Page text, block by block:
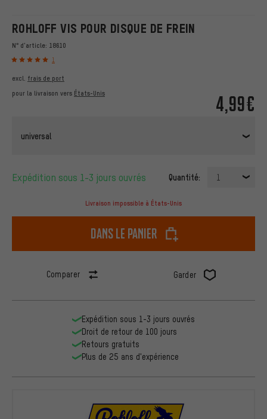
ROHLOFF VIS POUR DISQUE DE FREIN
N° d'article: 18610
1
4,99€
excl. frais de port
pour la livraison vers États-Unis
universal
Expédition sous 1-3 jours ouvrés Quantité: 1
Livraison impossible à États-Unis
dans le panier
Comparer Garder
Expédition sous 1-3 jours ouvrés
Droit de retour de 100 jours
Retours gratuits
Plus de 25 ans d'expérience